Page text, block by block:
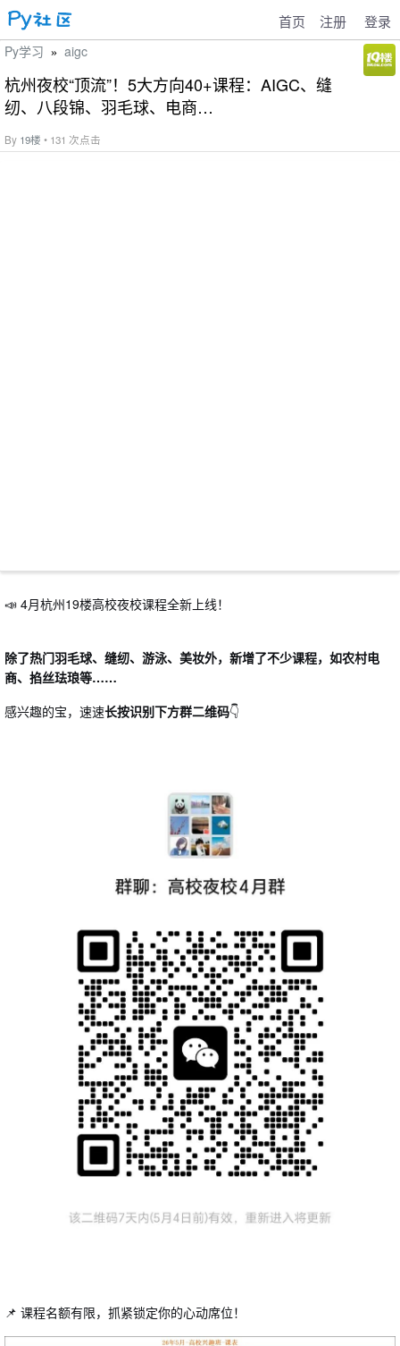
首页 注册 登录
Py学习 » aigc
杭州夜校“顶流”！5大方向40+课程：AIGC、缝
纫、八段锦、羽毛球、电商…
By 19楼 • 131 次点击
📣 4月杭州19楼高校夜校课程全新上线！
除了热门羽毛球、缝纫、游泳、美妆外，新增了不少课程，如农村电
商、掐丝珐琅等……
感兴趣的宝，速速长按识别下方群二维码👇
📌 课程名额有限，抓紧锁定你的心动席位！